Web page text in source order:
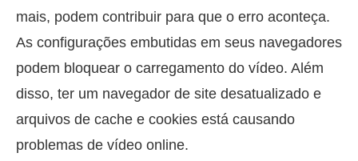
mais, podem contribuir para que o erro aconteça.
As configurações embutidas em seus navegadores
podem bloquear o carregamento do vídeo. Além
disso, ter um navegador de site desatualizado e
arquivos de cache e cookies está causando
problemas de vídeo online.